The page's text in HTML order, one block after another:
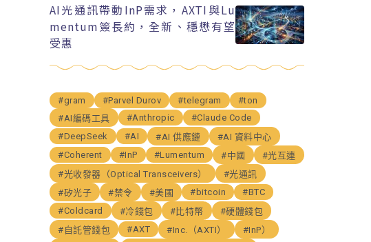
AI光通訊帶動InP需求，AXTI與Lu
mentum簽長約，全新、穩懋有望
受惠
#gram #Parvel Durov #telegram
#ton
#AI編碼工具
#Anthropic
#Claude Code
#DeepSeek
#AI #AI 供應鏈
#AI 資料中心
#Coherent
#InP #Lumentum #中國
#光互連
#光收發器（Optical Transceivers）
#光通訊
#矽光子
#禁令 #美國 #bitcoin
#BTC
#Coldcard
#冷錢包 #比特幣
#硬體錢包
#自託管錢包
#AXT #Inc.（AXTI）
#InP）